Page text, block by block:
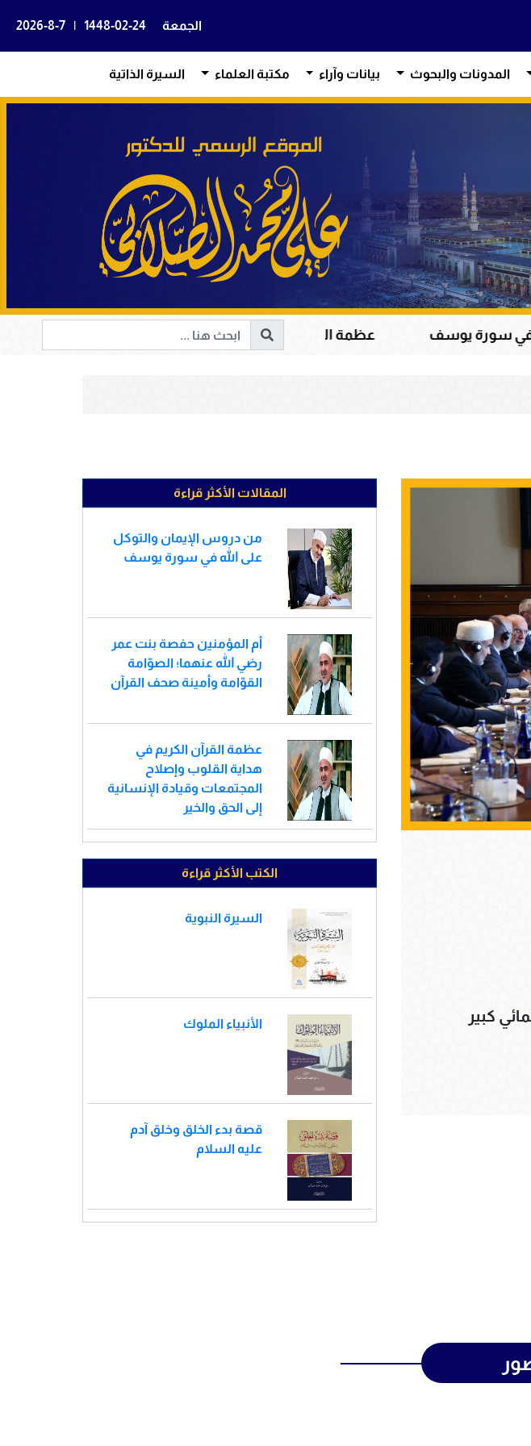
الجمعة 1448-02-24
|
2026-8-7
المدونات والبحوث بيانات وآراء مكتبة العلماء السيرة الذاتية
عظمة القرآن الكريم في هداية القلوب وإصلاح المجتمعات وقيادة الإنسانية إلى
كبير
المقالات الأكثر قراءة
من دروس الإيمان والتوكل
على الله في سورة يوسف
أم المؤمنين حفصة بنت عمر
رضي الله عنهما؛ الصوّامة
القوّامة وأمينة صحف القرآن
عظمة القرآن الكريم في
هداية القلوب وإصلاح
المجتمعات وقيادة الإنسانية
إلى الحق والخير
الكتب الأكثر قراءة
السيرة النبوية
الأنبياء الملوك
قصة بدء الخلق وخلق آدم
عليه السلام